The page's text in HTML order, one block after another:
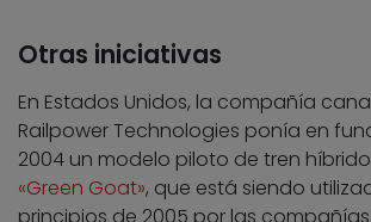
Otras iniciativas
En Estados Unidos, la compañía
Railpower Technologies ponía en
2004 un modelo piloto de tren
«Green Goat», que está siendo